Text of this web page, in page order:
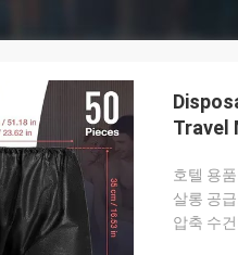
Travel
호텔 용
살롱 공
압축 수